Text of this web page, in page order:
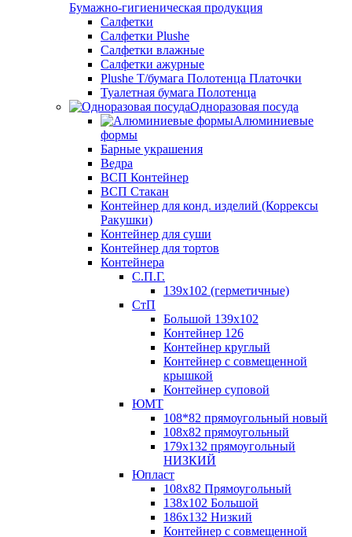
Бумажно-гигиеническая продукция
Салфетки
Салфетки Plushe
Салфетки влажные
Салфетки ажурные
Plushe Т/бумага Полотенца Платочки
Туалетная бумага Полотенца
Одноразовая посуда
Алюминиевые
формы
Барные украшения
Ведра
ВСП Контейнер
ВСП Стакан
Контейнер для конд. изделий (Коррексы
Ракушки)
Контейнер для суши
Контейнер для тортов
Контейнера
С.П.Г.
139х102 (герметичные)
СтП
Большой 139х102
Контейнер 126
Контейнер круглый
Контейнер с совмещенной
крышкой
Контейнер суповой
ЮМТ
108*82 прямоугольный новый
108х82 прямоугольный
179х132 прямоугольный
НИЗКИЙ
Юпласт
108х82 Прямоугольный
138х102 Большой
186х132 Низкий
Контейнер с совмещенной